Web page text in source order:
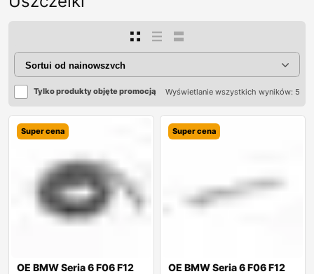
Tylko produkty objęte promocją Wyświetlanie wszystkich wyników: 5
Super cena
OE BMW Seria 6 F06 F12
Super cena
OE BMW Seria 6 F06 F12